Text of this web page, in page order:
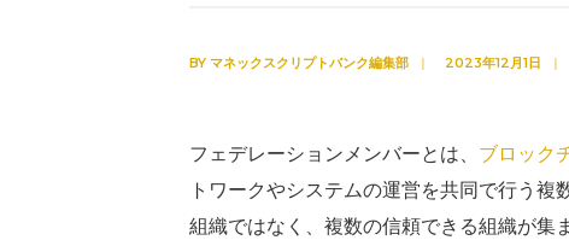
BY マネックスクリプトバンク編集部 | 2023年12月1日 |
フェデレーションメンバーとは、 ブロック
トワークやシステムの運営を共同で行う
組織ではなく、複数の信頼できる組織が集